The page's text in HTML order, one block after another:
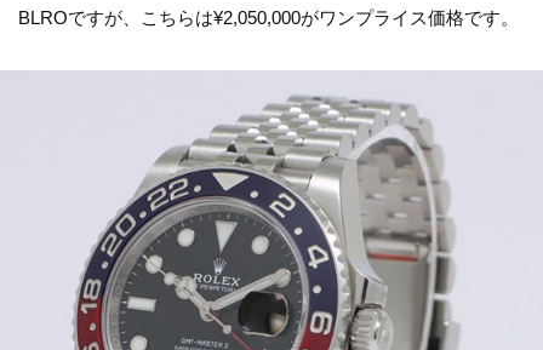
BLROですが、こちらは¥2,050,000がワンプライス価格です。